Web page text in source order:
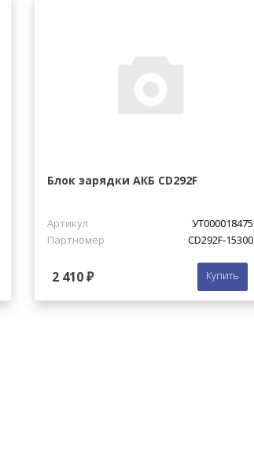
Блок зарядки АКБ CD292F
Артикул
УТ000018475
Партномер
CD292F-15300
2 410 ₽ Купить